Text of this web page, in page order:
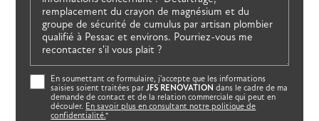
En soumettant ce formulaire, j'accepte que les informations
saisies soient traitées parJFS RENOVATION dans le cadre de ma
demande de contact et de la relation commerciale qui peut en
découler. En savoir plus en consultant notre politique de
confidentialité.*